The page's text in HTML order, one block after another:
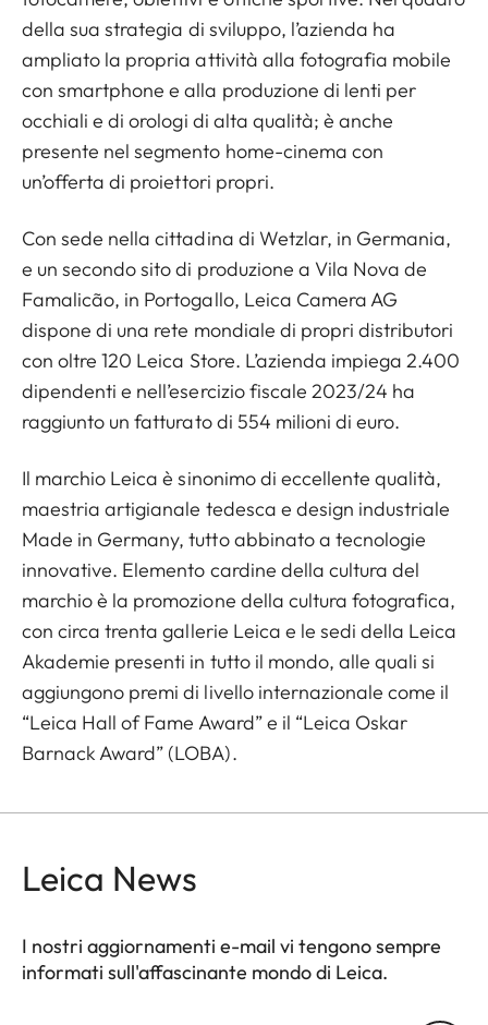
della sua strategia di sviluppo, l’azienda ha
ampliato la propria attività alla fotografia mobile
con smartphone e alla produzione di lenti per
occhiali e di orologi di alta qualità; è anche
presente nel segmento home-cinema con
un’offerta di proiettori propri.
Con sede nella cittadina di Wetzlar, in Germania,
e un secondo sito di produzione a Vila Nova de
Famalicão, in Portogallo, Leica Camera AG
dispone di una rete mondiale di propri distributori
con oltre 120 Leica Store. L’azienda impiega 2.400
dipendenti e nell’esercizio fiscale 2023/24 ha
raggiunto un fatturato di 554 milioni di euro.
Il marchio Leica è sinonimo di eccellente qualità,
maestria artigianale tedesca e design industriale
Made in Germany, tutto abbinato a tecnologie
innovative. Elemento cardine della cultura del
marchio è la promozione della cultura fotografica,
con circa trenta gallerie Leica e le sedi della Leica
Akademie presenti in tutto il mondo, alle quali si
aggiungono premi di livello internazionale come il
“Leica Hall of Fame Award” e il “Leica Oskar
Barnack Award” (LOBA).
Leica News
I nostri aggiornamenti e-mail vi tengono sempre
informati sull'affascinante mondo di Leica.